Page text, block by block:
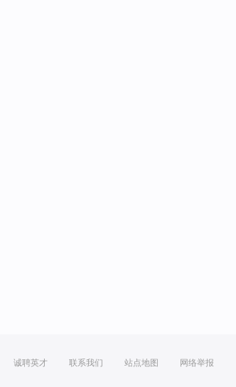
诚聘英才 联系我们 站点地图 网络举报